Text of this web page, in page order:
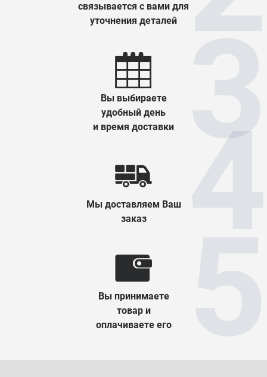
связывается с вами для
уточнения деталей
Вы выбираете
удобный день
и время доставки
Мы доставляем Ваш
заказ
Вы принимаете
товар и
оплачиваете его